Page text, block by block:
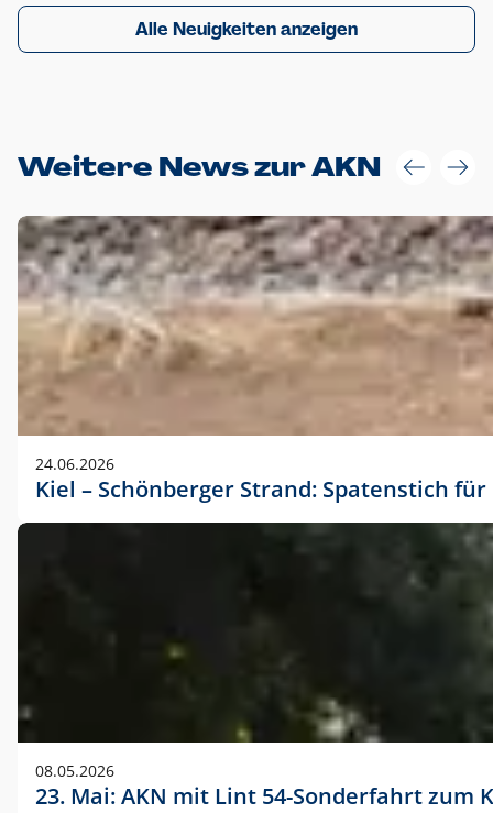
Alle Neuigkeiten anzeigen
Weitere News zur AKN
24.06.2026
Kiel – Schönberger Strand: Spatenstich
08.05.2026
23. Mai: AKN mit Lint 54-Sonderfahrt